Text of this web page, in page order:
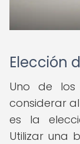
Elección
Uno de
considerar
es la
Utilizar una